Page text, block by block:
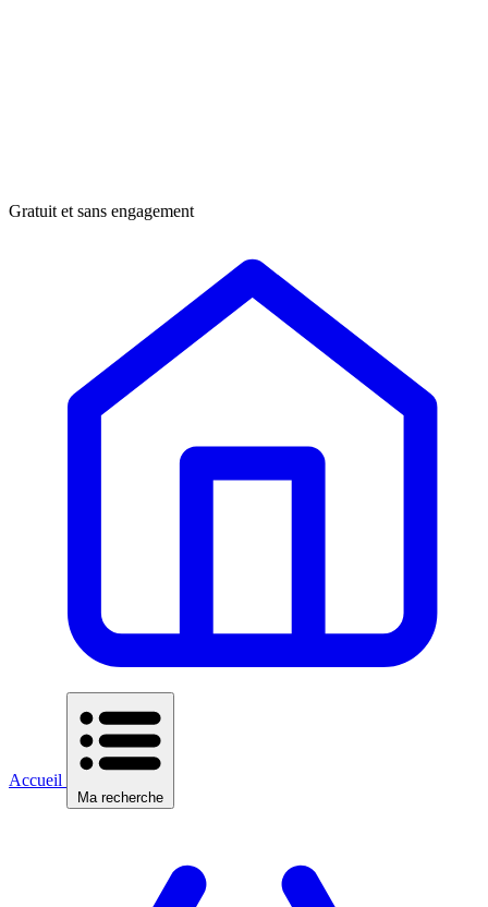
Gratuit et sans engagement
Accueil
Ma recherche